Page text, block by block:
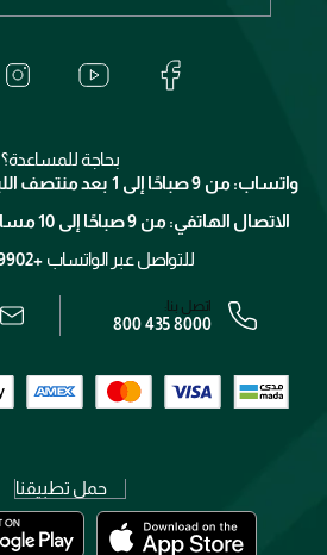
إيف سان لوران
الإرجاع
خدمات المعارض
برنامج الولاء ميوز
الوظائف
الشروط و الأحكام
رقم السجل التجاري: 7013320481 — صادر من وزارة التجارة
بحاجة للمساعدة؟
واتساب: من 9 صباحًا إلى 1 بعد منتصف الليل (من الإثنين إلى الأحد)
الاتصال الهاتفي: من 9 صباحًا إلى 10 مساءً (من الإثنين إلى الأحد)
للتواصل عبر الواتساب +971563299902
اتصل بنا:
800 435 8000
حمل تطبيقنا